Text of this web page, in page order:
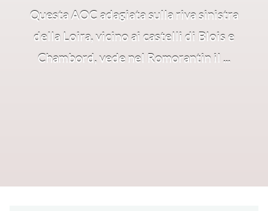
Questa AOC adagiata sulla riva sinistra
della Loira, vicino ai castelli di Blois e
Chambord, vede nel Romorantin il ...